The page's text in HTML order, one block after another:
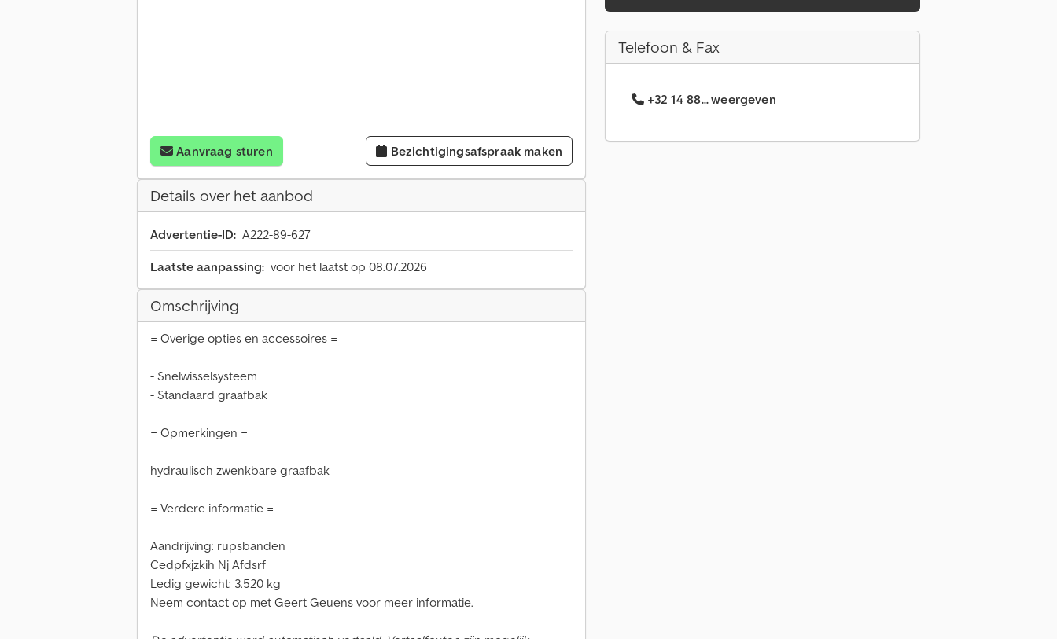
Aanvraag sturen Bezichtigingsafspraak maken
Details over het aanbod
Advertentie-ID: A222-89-627
Laatste aanpassing: voor het laatst op 08.07.2026
Omschrijving
= Overige opties en accessoires =
- Snelwisselsysteem
- Standaard graafbak
= Opmerkingen =
hydraulisch zwenkbare graafbak
= Verdere informatie =
Aandrijving: rupsbanden
Cedpfxjzkih Nj Afdsrf
Ledig gewicht: 3.520 kg
Neem contact op met Geert Geuens voor meer informatie.
Telefoon & Fax
+32 14 88... weergeven